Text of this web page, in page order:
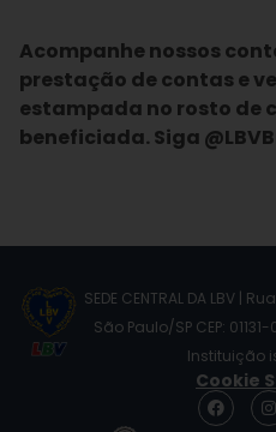
Acompanhe nossos
prestação de contas e
estampada no rosto de
beneficiada. Siga
SEDE CENTRAL DA LBV |
São Paulo/SP CEP:
Instituição
Cookie
F
a
I